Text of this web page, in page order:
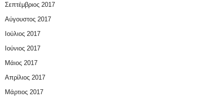
Σεπτέμβριος 2017
Αύγουστος 2017
Ιούλιος 2017
Ιούνιος 2017
Μάιος 2017
Απρίλιος 2017
Μάρτιος 2017